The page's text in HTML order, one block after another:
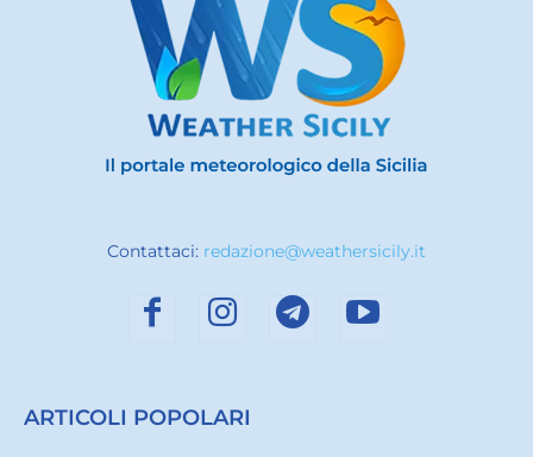
Contattaci: redazione@weathersicily.it
ARTICOLI POPOLARI